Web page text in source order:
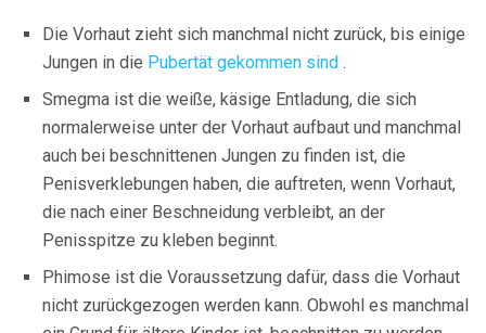
Die Vorhaut zieht sich manchmal nicht zurück, bis einige
Jungen in die Pubertät gekommen sind .
Smegma ist die weiße, käsige Entladung, die sich
normalerweise unter der Vorhaut aufbaut und manchmal
auch bei beschnittenen Jungen zu finden ist, die
Penisverklebungen haben, die auftreten, wenn Vorhaut,
die nach einer Beschneidung verbleibt, an der
Penisspitze zu kleben beginnt.
Phimose ist die Voraussetzung dafür, dass die Vorhaut
nicht zurückgezogen werden kann. Obwohl es manchmal